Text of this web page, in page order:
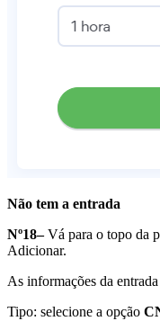
Não tem a entrada
Nº18–Vá para o topo da
Adicionar.
As informações da entrada
Tipo: selecione a opção